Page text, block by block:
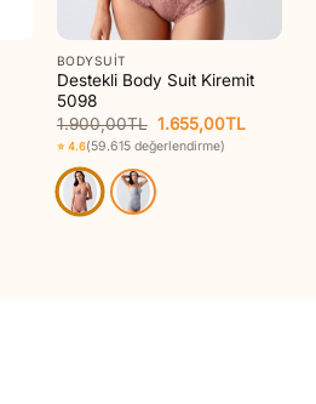
1.825,00TL.
BODYSUIT
Destekli Body Suit Kiremit
5098
1.900,00TL Orijinal
fiyat:
1.900,00TL.
1.655,00TL
⭐ 4.6(59.615 değerlendirme)